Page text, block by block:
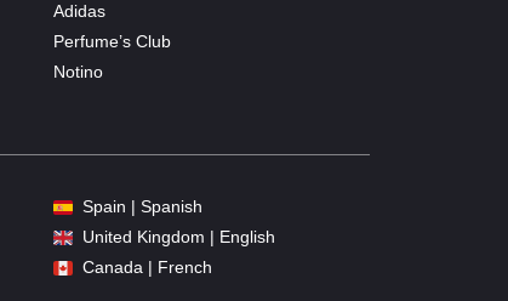
Adidas
Perfume’s Club
Notino
Spain | Spanish
United Kingdom | English
Canada | French